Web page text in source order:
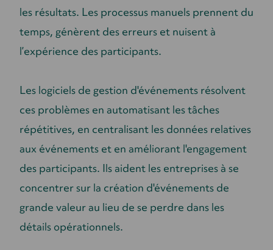
les résultats. Les processus manuels prennent du
temps, génèrent des erreurs et nuisent à
l’expérience des participants.
Les logiciels de gestion d'événements résolvent
ces problèmes en automatisant les tâches
répétitives, en centralisant les données relatives
aux événements et en améliorant l'engagement
des participants. Ils aident les entreprises à se
concentrer sur la création d'événements de
grande valeur au lieu de se perdre dans les
détails opérationnels.